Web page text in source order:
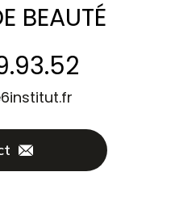
BEAUTÉ